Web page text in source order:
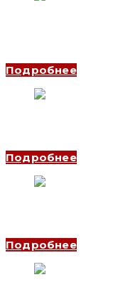
Подробнее
Подробнее
Подробнее